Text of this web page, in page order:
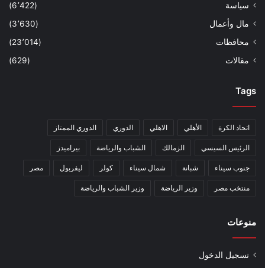
سياسة
(6٬422)
مال وأعمال
(3٬630)
محافظات
(23٬014)
مقالات
(629)
Tags
اتحاد الكرة الأهلي الاهلي الدوري الدوري الممتاز
الرئيس السيسي الزمالك الشباب والرياضة بيراميدز
جنوب سيناء شبانة شمال سيناء كولر ليفربول مصر
منتخب مصر وزير الرياضة وزير الشباب والرياضة
منوعات
تسجيل الدخول